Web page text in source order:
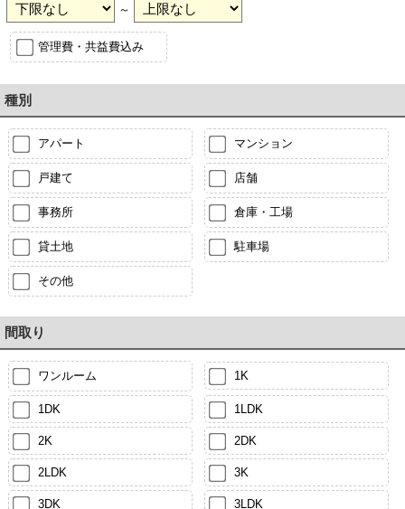
～
管理費・共益費込み
種別
アパート マンション
戸建て 店舗
事務所 倉庫・工場
貸土地 駐車場
その他
間取り
ワンルーム 1K
1DK 1LDK
2K 2DK
2LDK 3K
3DK 3LDK